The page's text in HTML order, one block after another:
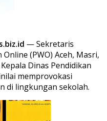
— Sekretaris
(PWO) Aceh, Masri,
Dinas Pendidikan
memprovokasi
di lingkungan sekolah.